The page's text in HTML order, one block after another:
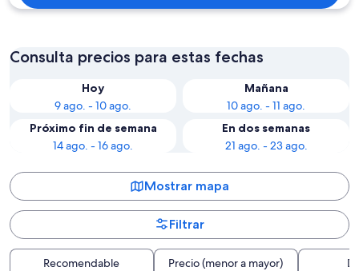
Consulta precios para estas fechas
Hoy
9 ago. - 10 ago.
Mañana
10 ago. - 11 ago.
Próximo fin de semana
14 ago. - 16 ago.
En dos semanas
21 ago. - 23 ago.
Mostrar mapa
Filtrar
Recomendable Precio (menor a mayor)